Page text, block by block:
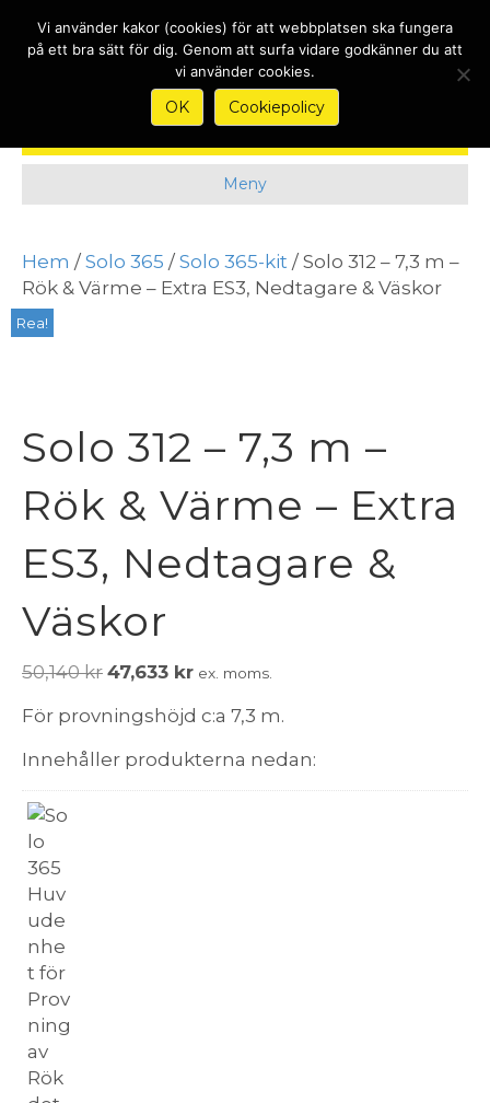
Meny
Hem / Solo 365 / Solo 365-kit / Solo 312 – 7,3 m –
Rök & Värme – Extra ES3, Nedtagare & Väskor
Rea!
Solo 312 – 7,3 m –
Rök & Värme – Extra
ES3, Nedtagare &
Väskor
50,140kr Det
priset
50,140 kr.
47,633 krDet
priset
är:
ex. moms.
För provningshöjd c:a 7,3 m.
Innehåller produkterna nedan:
Vi använder kakor (cookies) för att webbplatsen ska fungera
på ett bra sätt för dig. Genom att surfa vidare godkänner du att
vi använder cookies.
OK Cookiepolicy